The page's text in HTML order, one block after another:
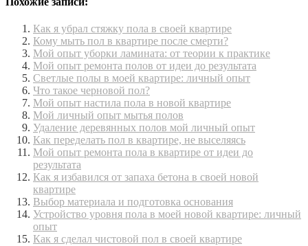
Как я убрал стяжку пола в своей квартире
Кому мыть пол в квартире после смерти?
Мой опыт уборки ламината: от теории к практике
Мой опыт ремонта полов от идеи до результата
Светлые полы в моей квартире: личный опыт
Что такое черновой пол?
Мой опыт настила пола в новой квартире
Мой личный опыт мытья полов
Удаление деревянных полов мой личный опыт
Как переделать пол в квартире, не выселяясь
Мой опыт ремонта пола в квартире от идеи до
результата
Как я избавился от запаха бетона в своей новой
квартире
Выбор материала и подготовка основания
Устройство уровня пола в моей новой квартире: личный
опыт
Как я сделал чистовой пол в своей квартире